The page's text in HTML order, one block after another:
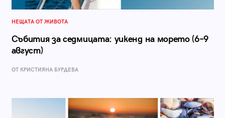
НЕЩАТА ОТ ЖИВОТА
Събития за седмицата: уикенд на морето (6–9
август)
ОТ КРИСТИЯНА БУРДЕВА